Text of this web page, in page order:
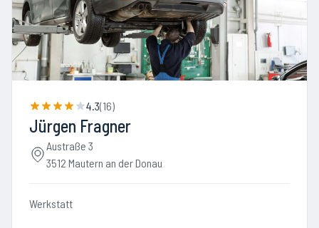
4.3(16)
Jürgen Fragner
Austraße 3
3512 Mautern an der Donau
Werkstatt